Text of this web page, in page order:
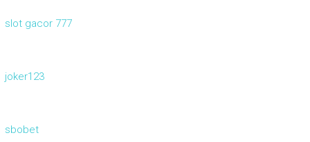
slot gacor 777
joker123
sbobet